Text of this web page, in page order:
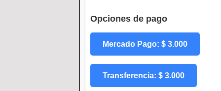
Opciones de pago
Mercado Pago: $ 3.000
Transferencia: $ 3.000